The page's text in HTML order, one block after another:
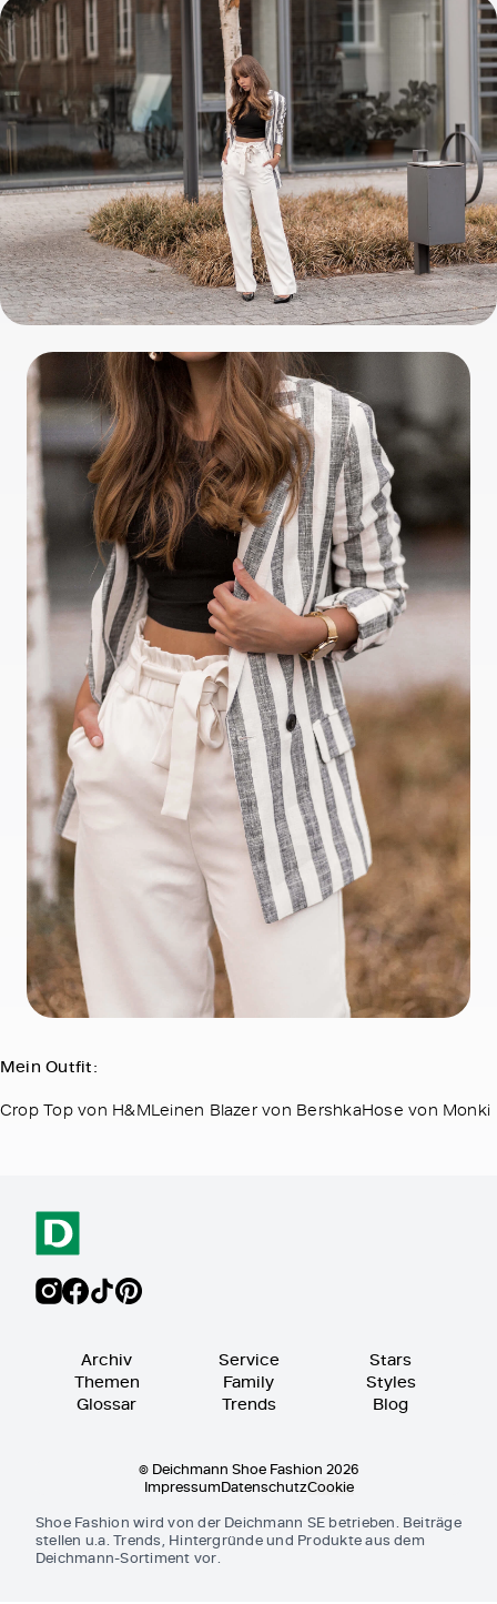
Mein Outfit:
Crop Top von H&MLeinen Blazer von BershkaHose von Monki
Archiv
Themen
Glossar
Service
Family
Trends
Stars
Styles
Blog
© Deichmann Shoe Fashion 2026
ImpressumDatenschutzCookie
Shoe Fashion wird von der Deichmann SE betrieben. Beiträge
stellen u.a. Trends, Hintergründe und Produkte aus dem
Deichmann-Sortiment vor.